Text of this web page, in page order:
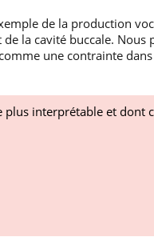
de la production
la cavité buccale. Nous
une contrainte
plus interprétable et dont